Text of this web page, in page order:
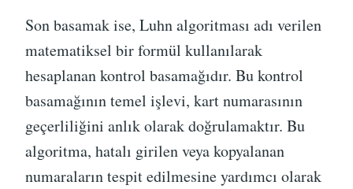
Son basamak ise, Luhn algoritması adı verilen
matematiksel bir formül kullanılarak
hesaplanan kontrol basamağıdır. Bu kontrol
basamağının temel işlevi, kart numarasının
geçerliliğini anlık olarak doğrulamaktır. Bu
algoritma, hatalı girilen veya kopyalanan
numaraların tespit edilmesine yardımcı olarak